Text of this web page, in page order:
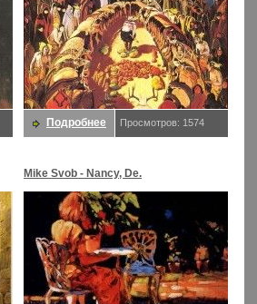
Blumenschein,
Подробнее Просмотров: 1574
Mike Svob - Nancy, De.